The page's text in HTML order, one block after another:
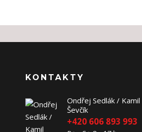
KONTAKTY
Ondřej Sedlák / Kamil
Ševčík
+420 606 893 993